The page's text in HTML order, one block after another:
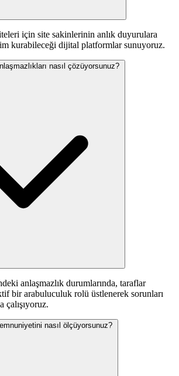
için site sakinlerinin anlık duyurulara
kurabileceği dijital platformlar sunuyoruz.
nasıl çözüyorsunuz?
anlaşmazlık durumlarında, taraflar
bir arabuluculuk rolü üstlenerek sorunları
çalışıyoruz.
nasıl ölçüyorsunuz?